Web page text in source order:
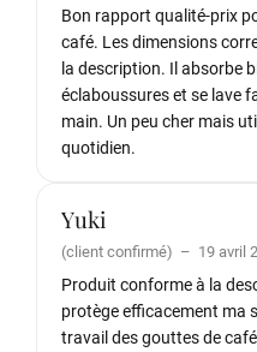
Bon rapport qualité-prix
café. Les dimensions
la description. Il absorbe
éclaboussures et se lave
main. Un peu cher mais
quotidien.
Yuki
(client confirmé) – 19 avril
Produit conforme à la
protège efficacement ma
travail des gouttes de